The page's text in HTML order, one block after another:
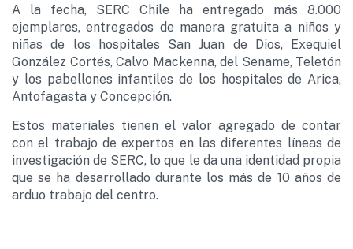
A la fecha, SERC Chile ha entregado más 8.000
ejemplares, entregados de manera gratuita a niños y
niñas de los hospitales San Juan de Dios, Exequiel
González Cortés, Calvo Mackenna, del Sename, Teletón
y los pabellones infantiles de los hospitales de Arica,
Antofagasta y Concepción.
Estos materiales tienen el valor agregado de contar
con el trabajo de expertos en las diferentes líneas de
investigación de SERC, lo que le da una identidad propia
que se ha desarrollado durante los más de 10 años de
arduo trabajo del centro.